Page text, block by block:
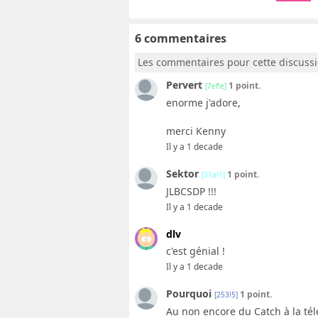
6 commentaires
Les commentaires pour cette
Pervert [7ef!e] 1 point.
enorme j'adore,
merci Kenny
Il y a 1 decade
Sektor [31a!1] 1 point.
JLBCSDP !!!
Il y a 1 decade
dlv
c'est génial !
Il y a 1 decade
Pourquoi [253!5] 1 point.
Au non encore du Catch à la